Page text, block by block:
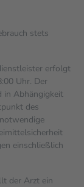
stets
erfolgt
Uhr. Der
in Abhängigkeit
des
einschließlich
der Arzt ein